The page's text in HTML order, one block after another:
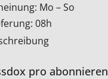
Mo – So
08h
pro abonnieren